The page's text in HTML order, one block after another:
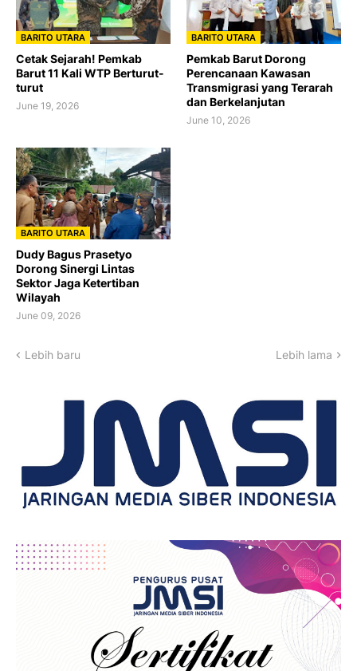
BARITO UTARA
Cetak Sejarah! Pemkab
Barut 11 Kali WTP Berturut-
turut
June 19, 2026
BARITO UTARA
Pemkab Barut Dorong
Perencanaan Kawasan
Transmigrasi yang Terarah
dan Berkelanjutan
June 10, 2026
BARITO UTARA
Dudy Bagus Prasetyo
Dorong Sinergi Lintas
Sektor Jaga Ketertiban
Wilayah
June 09, 2026
Lebih baru Lebih lama